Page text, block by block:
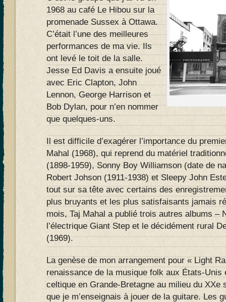
1968 au café Le Hibou sur la
promenade Sussex à Ottawa.
C’était l’une des meilleures
performances de ma vie. Ils
ont levé le toit de la salle.
Jesse Ed Davis a ensuite joué
avec Eric Clapton, John
Lennon, George Harrison et
Bob Dylan, pour n’en nommer
que quelques-uns.
Il est difficile d’exagérer l’importance du
Mahal (1968), qui reprend du matériel
(1898-1959), Sonny Boy Williamson (date de
Robert Johson (1911-1938) et Sleepy John
tout sur sa tête avec certains des
plus bruyants et les plus satisfaisants jamais
mois, Taj Mahal a publié trois autres albums –
l’électrique Giant Step et le décidément rural
(1969).
La genèse de mon arrangement pour « Light
renaissance de la musique folk aux États-Unis
celtique en Grande-Bretagne au milieu du XXe
que je m’enseignais à jouer de la guitare. Les